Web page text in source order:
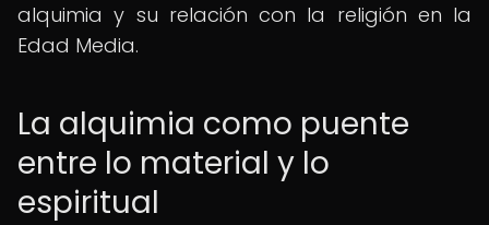
alquimia y su relación con la religión en la
Edad Media.
La alquimia como puente
entre lo material y lo
espiritual